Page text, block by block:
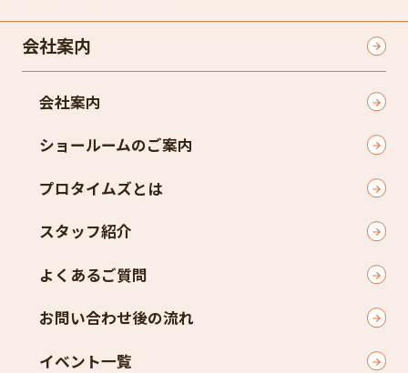
会社案内
会社案内
ショールームのご案内
プロタイムズとは
スタッフ紹介
よくあるご質問
お問い合わせ後の流れ
イベント一覧